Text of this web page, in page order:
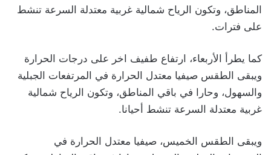
المناطق، وتكون الرياح شمالية غربية معتدلة السرعة تنشط
على فترات.
كما يطرأ الأربعاء، ارتفاع طفيف اخر على درجات الحرارة
ويبقى الطقس صيفيا معتدل الحرارة في المرتفعات الجبلية
والسهول، وحارا في باقي المناطق، وتكون الرياح شمالية
غربية معتدلة السرعة تنشط أحيانا.
ويبقى الطقس الخميس، صيفيا معتدل الحرارة في